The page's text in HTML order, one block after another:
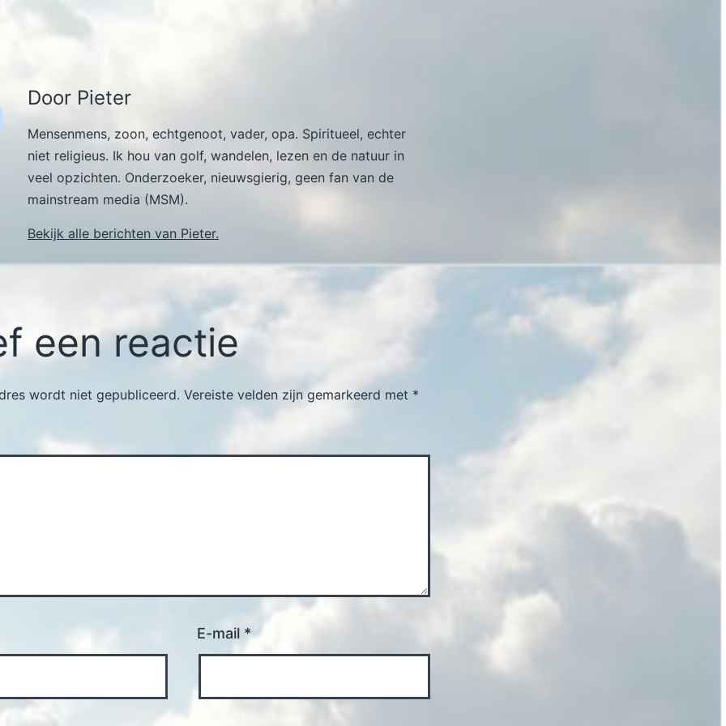
Door Pieter
Mensenmens, zoon, echtgenoot, vader, opa. Spiritueel, echter
niet religieus. Ik hou van golf, wandelen, lezen en de natuur in
veel opzichten. Onderzoeker, nieuwsgierig, geen fan van de
mainstream media (MSM).
Bekijk alle berichten van Pieter.
een reactie
wordt niet gepubliceerd. Vereiste velden zijn gemarkeerd met *
E-mail *